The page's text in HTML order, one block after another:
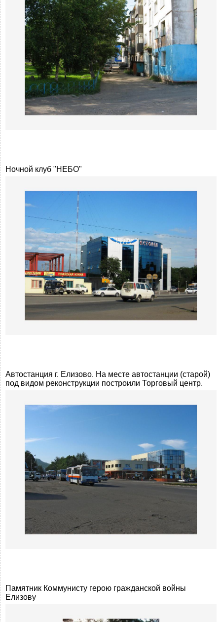
Ночной клуб "НЕБО"
Автостанция г. Елизово. На месте автостанции (старой)
под видом реконструкции построили Торговый центр.
Памятник Коммунисту герою гражданской войны
Елизову